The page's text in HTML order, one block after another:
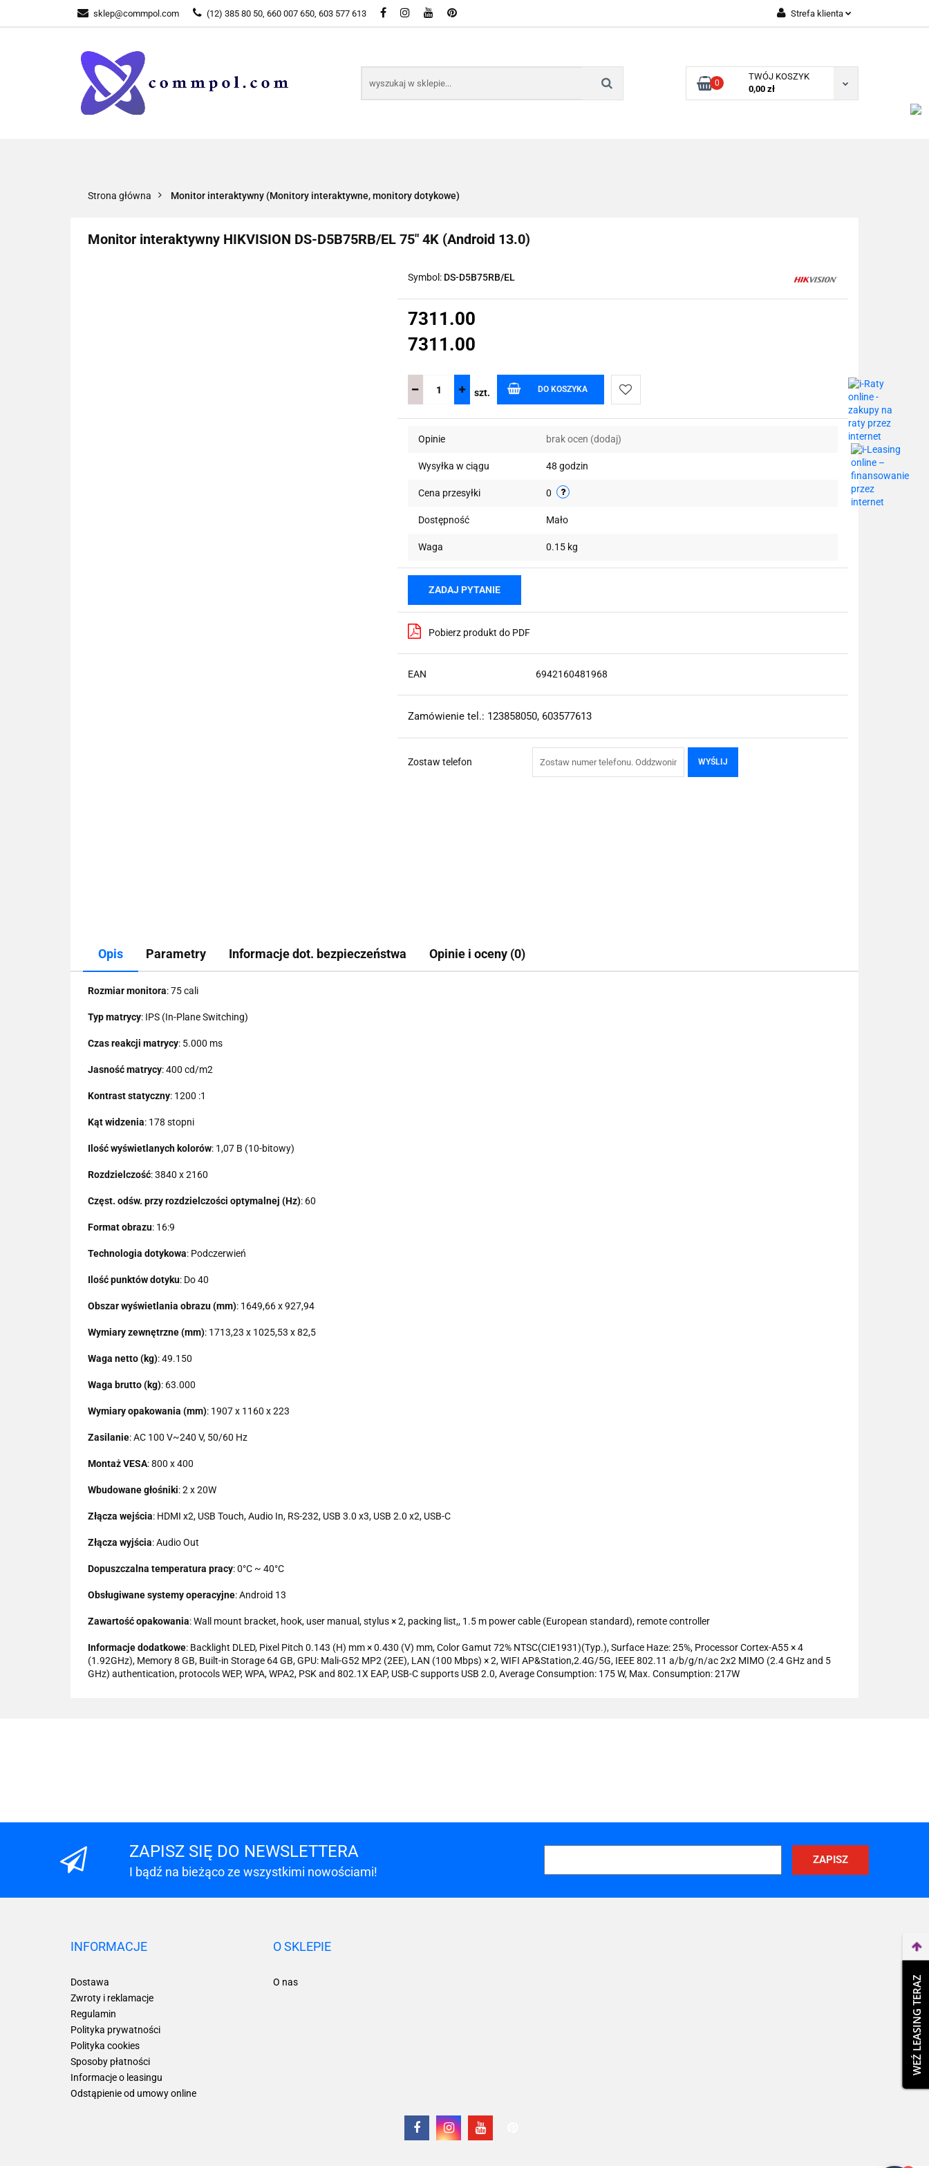
sklep@commpol.com (12) 385 80 50, 660 007 650, 603 577 613 Strefa klienta
Zarejestruj się
Dodaj zgłoszenie
0
TWÓJ KOSZYK
0,00 zł
WSZYSTKIE KATEGORIE DOSTĘPNE W SKLEPIE
Strona główna Monitor interaktywny (Monitory interaktywne, monitory dotykowe)
Monitor interaktywny HIKVISION DS-D5B75RB/EL 75" 4K (Android 13.0)
Symbol: DS-D5B75RB/EL
7311.00
7311.00
szt. DO KOSZYKA
Do
Opinie brak ocen (dodaj)
Wysyłka w ciągu 48 godzin
Cena przesyłki 0
Dostępność Mało
Waga 0.15 kg
ZADAJ PYTANIE
Pobierz produkt do PDF
EAN 6942160481968
Zamówienie tel.: 123858050, 603577613
Zostaw telefon WYŚLIJ
Opis Parametry Informacje dot. bezpieczeństwa Opinie i oceny (0)
Rozmiar monitora: 75 cali
Typ matrycy: IPS (In-Plane Switching)
Czas reakcji matrycy: 5.000 ms
Jasność matrycy: 400 cd/m2
Kontrast statyczny: 1200 :1
Kąt widzenia: 178 stopni
Ilość wyświetlanych kolorów: 1,07 B (10-bitowy)
Rozdzielczość: 3840 x 2160
Częst. odśw. przy rozdzielczości optymalnej (Hz): 60
Format obrazu: 16:9
Technologia dotykowa: Podczerwień
Ilość punktów dotyku: Do 40
Obszar wyświetlania obrazu (mm): 1649,66 x 927,94
Wymiary zewnętrzne (mm): 1713,23 x 1025,53 x 82,5
Waga netto (kg): 49.150
Waga brutto (kg): 63.000
Wymiary opakowania (mm): 1907 x 1160 x 223
Zasilanie: AC 100 V~240 V, 50/60 Hz
Montaż VESA: 800 x 400
Wbudowane głośniki: 2 x 20W
Złącza wejścia: HDMI x2, USB Touch, Audio In, RS-232, USB 3.0 x3, USB 2.0 x2, USB-C
Złącza wyjścia: Audio Out
Dopuszczalna temperatura pracy: 0°C ~ 40°C
Obsługiwane systemy operacyjne: Android 13
Zawartość opakowania: Wall mount bracket, hook, user manual, stylus × 2, packing list,, 1.5 m power cable (European standard), remote controller
Informacje dodatkowe: Backlight DLED, Pixel Pitch 0.143 (H) mm × 0.430 (V) mm, Color Gamut 72% NTSC(CIE1931)(Typ.), Surface Haze: 25%, Processor Cortex-A55 × 4
(1.92GHz), Memory 8 GB, Built-in Storage 64 GB, GPU: Mali-G52 MP2 (2EE), LAN (100 Mbps) × 2, WIFI AP&Station,2.4G/5G, IEEE 802.11 a/b/g/n/ac 2x2 MIMO (2.4 GHz and 5
GHz) authentication, protocols WEP, WPA, WPA2, PSK and 802.1X EAP, USB-C supports USB 2.0, Average Consumption: 175 W, Max. Consumption: 217W
ZAPISZ SIĘ DO NEWSLETTERA
I bądź na bieżąco ze wszystkimi nowościami!
INFORMACJE
Dostawa
Zwroty i reklamacje
Regulamin
Polityka prywatności
Polityka cookies
Sposoby płatności
Informacje o leasingu
Odstąpienie od umowy online
O SKLEPIE
O nas WEŹ LEASING TERAZ